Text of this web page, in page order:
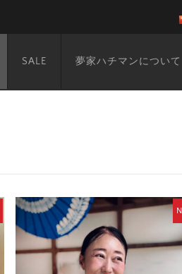
SALE 夢家ハチマンについて